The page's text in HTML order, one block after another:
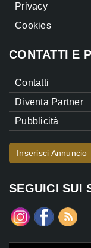
Privacy
Cookies
CONTATTI E
Contatti
Diventa Partner
Pubblicità
Inserisci Annuncio
SEGUICI SUI